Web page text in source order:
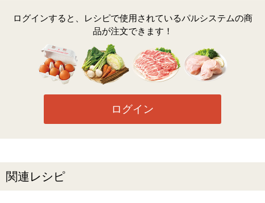
ログインすると、レシピで使用されているパルシステムの商
品が注文できます！
ログイン
関連レシピ